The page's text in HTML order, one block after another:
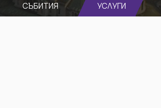
СЪБИТИЯ
УСЛУГИ